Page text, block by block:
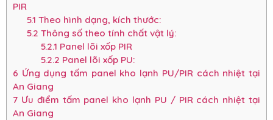
PIR
5.1 Theo hình dạng, kích thước:
5.2 Thông số theo tính chất vật lý:
5.2.1 Panel lõi xốp PIR
5.2.2 Panel lõi xốp PU:
6 Ứng dụng tấm panel kho lạnh PU/PIR cách nhiệt tại
An Giang
7 Ưu điểm tấm panel kho lạnh PU / PIR cách nhiệt tại
An Giang